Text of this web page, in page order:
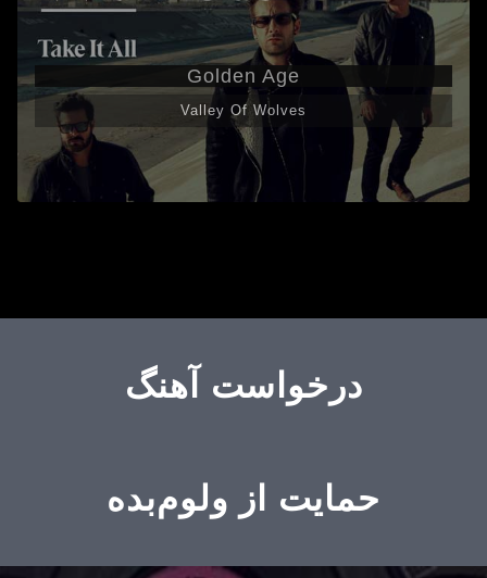
Golden Age
Valley Of Wolves
درخواست آهنگ
حمایت از ولوم‌بده